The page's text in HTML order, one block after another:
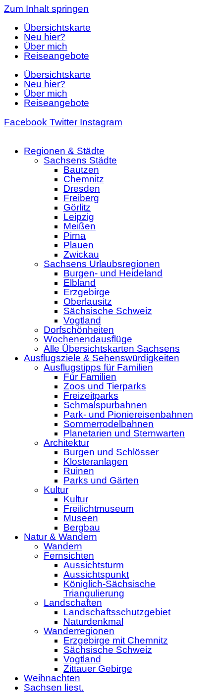
Zum Inhalt springen
Übersichtskarte
Neu hier?
Über mich
Reiseangebote
Übersichtskarte
Neu hier?
Über mich
Reiseangebote
Facebook Twitter Instagram
Regionen & Städte
Sachsens Städte
Bautzen
Chemnitz
Dresden
Freiberg
Görlitz
Leipzig
Meißen
Pirna
Plauen
Zwickau
Sachsens Urlaubsregionen
Burgen- und Heideland
Elbland
Erzgebirge
Oberlausitz
Sächsische Schweiz
Vogtland
Dorfschönheiten
Wochenendausflüge
Alle Übersichtskarten Sachsens
Ausflugsziele & Sehenswürdigkeiten
Ausflugstipps für Familien
Für Familien
Zoos und Tierparks
Freizeitparks
Schmalspurbahnen
Park- und Pioniereisenbahnen
Sommerrodelbahnen
Planetarien und Sternwarten
Architektur
Burgen und Schlösser
Klosteranlagen
Ruinen
Parks und Gärten
Kultur
Kultur
Freilichtmuseum
Museen
Bergbau
Natur & Wandern
Wandern
Fernsichten
Aussichtsturm
Aussichtspunkt
Königlich-Sächsische
Triangulierung
Landschaften
Landschaftsschutzgebiet
Naturdenkmal
Wanderregionen
Erzgebirge mit Chemnitz
Sächsische Schweiz
Vogtland
Zittauer Gebirge
Weihnachten
Sachsen liest.